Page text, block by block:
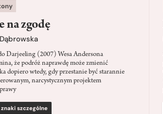
na zgodę
Darjeeling (2007) Wesa Andersona
że podróż naprawdę może zmienić
dopiero wtedy, gdy przestanie być starannie
narcystycznym projektem
szczególne